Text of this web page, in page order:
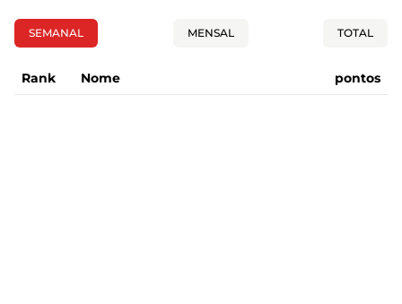
SEMANAL MENSAL TOTAL
Rank Nome pontos